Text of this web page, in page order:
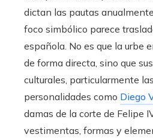
dictan las pautas
foco simbólico parece
española. No es que la urbe
de forma directa, sino que
culturales, particularmente
personalidades como Diego
damas de la corte de Felipe
vestimentas, formas y